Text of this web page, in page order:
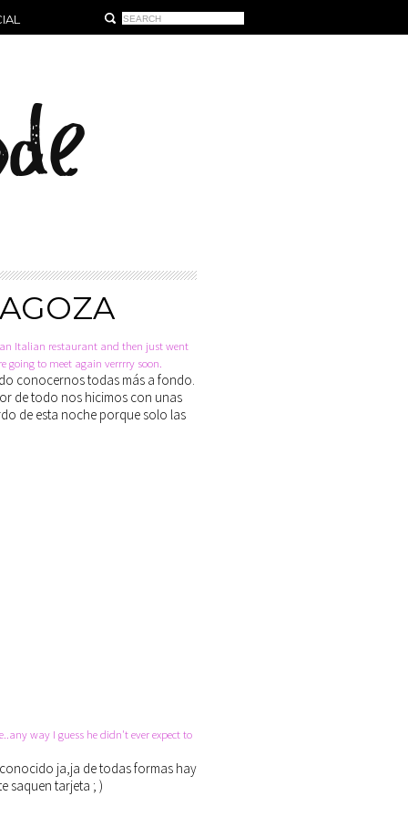
Italian restaurant and then just went
to meet again verrrry soon.
conocernos todas más a fondo.
de todo nos hicimos con unas
de esta noche porque solo las
way I guess he didn't ever expect to
ja,ja de todas formas hay
saquen tarjeta ; )